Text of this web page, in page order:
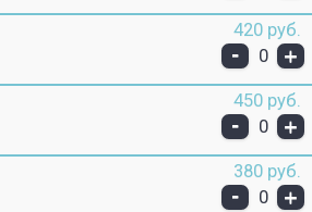
420 руб.
- 0 +
450 руб.
- 0 +
380 руб.
- 0 +